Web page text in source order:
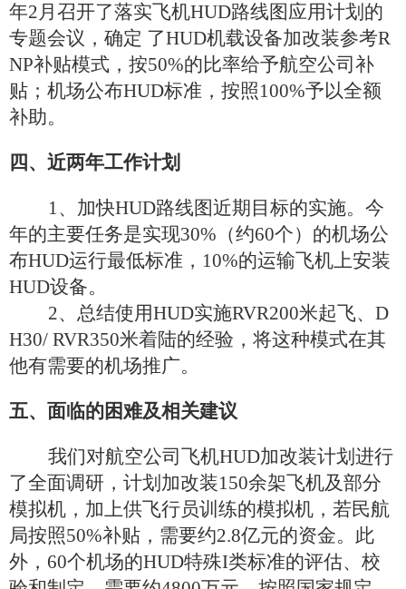
年2月召开了落实飞机HUD路线图应用计划的
专题会议，确定 了HUD机载设备加改装参考R
NP补贴模式，按50%的比率给予航空公司补
贴；机场公布HUD标准，按照100%予以全额
补助。
四、近两年工作计划
1、加快HUD路线图近期目标的实施。今
年的主要任务是实现30% （约60个）的机场公
布HUD运行最低标准， 10%的运输飞机上安装
HUD设备。
2、总结使用HUD实施RVR200米起飞、 D
H30/ RVR350米着陆的经验，将这种模式在其
他有需要的机场推广。
五、面临的困难及相关建议
我们对航空公司飞机HUD加改装计划进行
了全面调研，计划加改装150余架飞机及部分
模拟机，加上供飞行员训练的模拟机，若民航
局按照50%补贴，需要约2.8亿元的资金。此
外， 60个机场的HUD特殊I类标准的评估、校